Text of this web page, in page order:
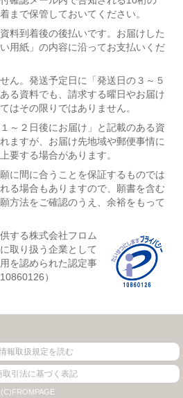
まで保管しておいてください。
料到着後の後払いです。お届けした
用紙」の内容に沿ってお支払いくだ
ん。発送予定日に「発送日の３～５
る資料でも、請求する曜日やお届け
はその限りではありません。
～２日後にお届け」と記載のある資
ますが、お届け先地域や郵便事情に
要する場合があります。
に間に合うことを保証するものでは
る場合もありますので、願書を含む
方法をご確認のうえ、余裕をもって
する株式会社フロム
取り扱う企業として
を認められた認定事
）
報取扱規定を読む
取引法に基づく表記
(C)FROMPAGE